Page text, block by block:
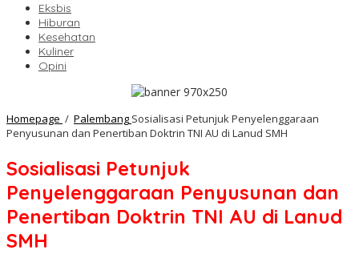
Eksbis
Hiburan
Kesehatan
Kuliner
Opini
Homepage / Palembang Sosialisasi Petunjuk Penyelenggaraan
Penyusunan dan Penertiban Doktrin TNI AU di Lanud SMH
Sosialisasi Petunjuk
Penyelenggaraan Penyusunan dan
Penertiban Doktrin TNI AU di Lanud
SMH